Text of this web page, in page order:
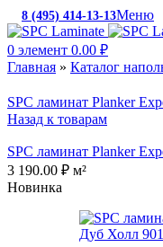
8 (495) 414-13-13Меню
0 элемент 0.00 ₽
Главная » Каталог
SPC ламинат Planker
Назад к товарам
SPC ламинат Planker
3 190.00 ₽ м²
Новинка